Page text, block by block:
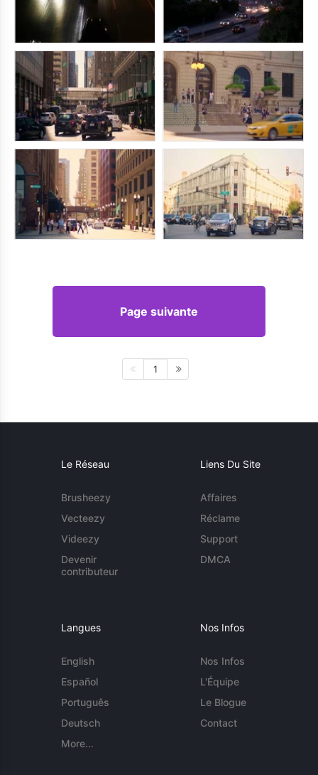
Page suivante
1
Le Réseau
Brusheezy
Vecteezy
Videezy
Devenir
contributeur
Liens Du Site
Affaires
Réclame
Support
DMCA
Langues
English
Español
Português
Deutsch
More...
Nos Infos
Nos Infos
L'Équipe
Le Blogue
Contact